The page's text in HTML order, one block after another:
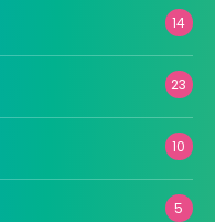
14
23
10
5